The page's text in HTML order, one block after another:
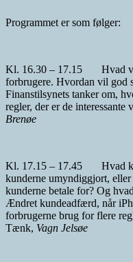
Programmet er som følger:
Kl. 16.30 – 17.15 Hvad vil
forbrugere. Hvordan vil god
Finanstilsynets tanker om,
regler, der er de
Brenøe
Kl. 17.15 – 17.45 Hvad
kunderne umyndiggjort,
kunderne betale for? Og
Ændret kundeadfærd, når
forbrugerne brug for flere
Tænk, Vagn Jelsøe